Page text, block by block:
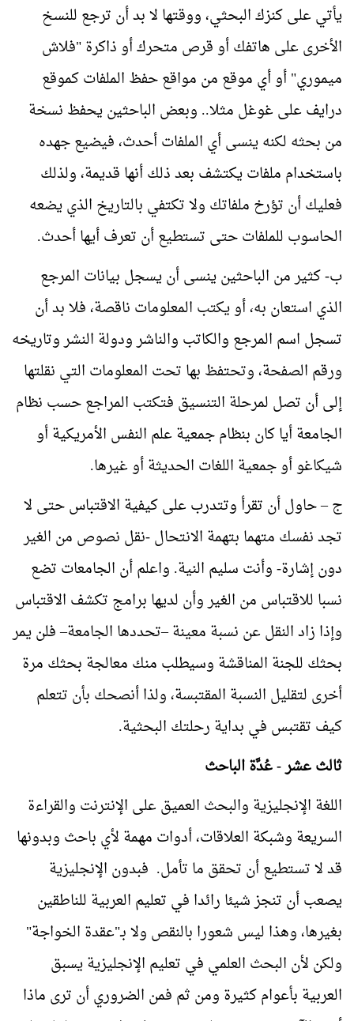
يأتي على كنزك البحثي، ووقتها لا بد أن ترجع للنسخ
الأخرى على هاتفك أو قرص متحرك أو ذاكرة "فلاش
ميموري" أو أي موقع من مواقع حفظ الملفات كموقع
درايف على غوغل مثلا.. وبعض الباحثين يحفظ نسخة
من بحثه لكنه ينسى أي الملفات أحدث، فيضيع جهده
باستخدام ملفات يكتشف بعد ذلك أنها قديمة، ولذلك
فعليك أن تؤرخ ملفاتك ولا تكتفي بالتاريخ الذي يضعه
الحاسوب للملفات حتى تستطيع أن تعرف أيها أحدث.
ب- كثير من الباحثين ينسى أن يسجل بيانات المرجع
الذي استعان به، أو يكتب المعلومات ناقصة، فلا بد أن
تسجل اسم المرجع والكاتب والناشر ودولة النشر وتاريخه
ورقم الصفحة، وتحتفظ بها تحت المعلومات التي نقلتها
إلى أن تصل لمرحلة التنسيق فتكتب المراجع حسب نظام
الجامعة أيا كان بنظام جمعية علم النفس الأمريكية أو
شيكاغو أو جمعية اللغات الحديثة أو غيرها.
ج – حاول أن تقرأ وتتدرب على كيفية الاقتباس حتى لا
تجد نفسك متهما بتهمة الانتحال -نقل نصوص من الغير
دون إشارة- وأنت سليم النية. واعلم أن الجامعات تضع
نسبا للاقتباس من الغير وأن لديها برامج تكشف الاقتباس
وإذا زاد النقل عن نسبة معينة –تحددها الجامعة– فلن يمر
بحثك للجنة المناقشة وسيطلب منك معالجة بحثك مرة
أخرى لتقليل النسبة المقتبسة، ولذا أنصحك بأن تتعلم
كيف تقتبس في بداية رحلتك البحثية.
ثالث عشر - عُدَّة الباحث
اللغة الإنجليزية والبحث العميق على الإنترنت والقراءة
السريعة وشبكة العلاقات، أدوات مهمة لأي باحث وبدونها
قد لا تستطيع أن تحقق ما تأمل. فبدون الإنجليزية
يصعب أن تنجز شيئا رائدا في تعليم العربية للناطقين
بغيرها، وهذا ليس شعورا بالنقص ولا بـ"عقدة الخواجة"
ولكن لأن البحث العلمي في تعليم الإنجليزية يسبق
العربية بأعوام كثيرة ومن ثم فمن الضروري أن ترى ماذا